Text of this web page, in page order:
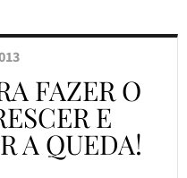
FAZER O
E
A QUEDA!